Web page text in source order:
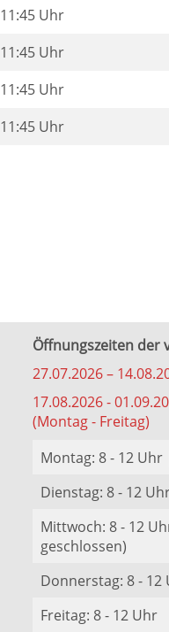
Uhr
Uhr
Uhr
Uhr
Öffnungszeiten der
27.07.2026 –
17.08.2026 -
(Montag - Freitag)
Montag: 8 - 12
Dienstag: 8 - 12
Mittwoch: 8 - 12
geschlossen)
Donnerstag: 8 -
Freitag: 8 - 12 Uhr